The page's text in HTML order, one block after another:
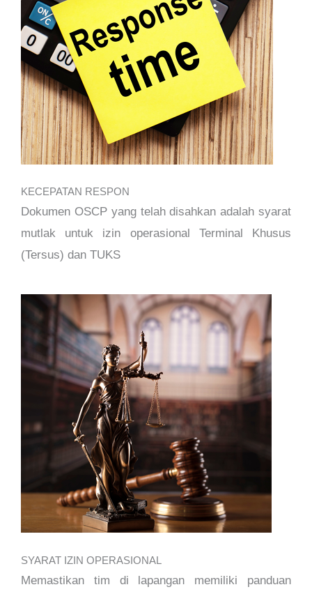
KECEPATAN RESPON
Dokumen OSCP yang telah disahkan adalah syarat
mutlak untuk izin operasional Terminal Khusus
(Tersus) dan TUKS
SYARAT IZIN OPERASIONAL
Memastikan tim di lapangan memiliki panduan